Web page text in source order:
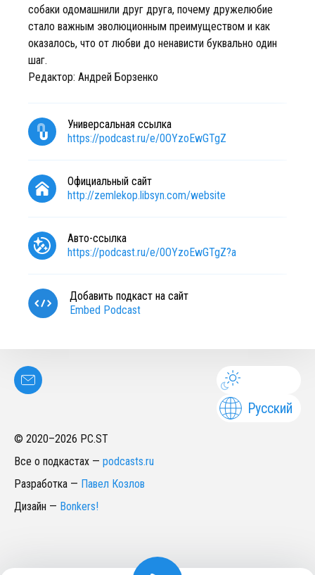
собаки одомашнили друг друга, почему дружелюбие
стало важным эволюционным преимуществом и как
оказалось, что от любви до ненависти буквально один
шаг.
Редактор: Андрей Борзенко
Универсальная ссылка
https://podcast.ru/e/0OYzoEwGTgZ
Официальный сайт
http://zemlekop.libsyn.com/website
Авто-ссылка
https://podcast.ru/e/0OYzoEwGTgZ?a
Добавить подкаст на сайт
Embed Podcast
Русский
© 2020–2026 PC.ST
Все о подкастах — podcasts.ru
Разработка — Павел Козлов
Дизайн — Bonkers!